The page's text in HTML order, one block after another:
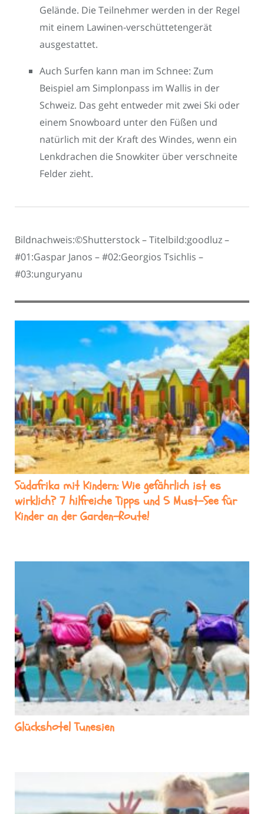
Gelände. Die Teilnehmer werden in der Regel
mit einem Lawinen-verschüttetengerät
ausgestattet.
Auch Surfen kann man im Schnee: Zum
Beispiel am Simplonpass im Wallis in der
Schweiz. Das geht entweder mit zwei Ski oder
einem Snowboard unter den Füßen und
natürlich mit der Kraft des Windes, wenn ein
Lenkdrachen die Snowkiter über verschneite
Felder zieht.
Bildnachweis:©Shutterstock – Titelbild:goodluz –
#01:Gaspar Janos – #02:Georgios Tsichlis –
#03:unguryanu
Südafrika mit Kindern: Wie gefährlich ist es
wirklich? 7 hilfreiche Tipps und 5 Must-See für
Kinder an der Garden-Route!
Glückshotel Tunesien